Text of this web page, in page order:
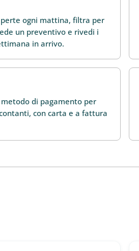
ogni mattina, filtra per
un preventivo e rivedi i
in arrivo.
di pagamento per
con carta e a fattura